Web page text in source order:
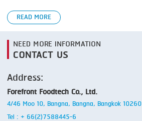
WASHING
READ MORE
NEED MORE INFORMATION
CONTACT US
Address:
Forefront Foodtech Co., Ltd.
4/46 Moo 10, Bangna, Bangna, Bangkok 10260
Tel : + 66(2)7588445-6